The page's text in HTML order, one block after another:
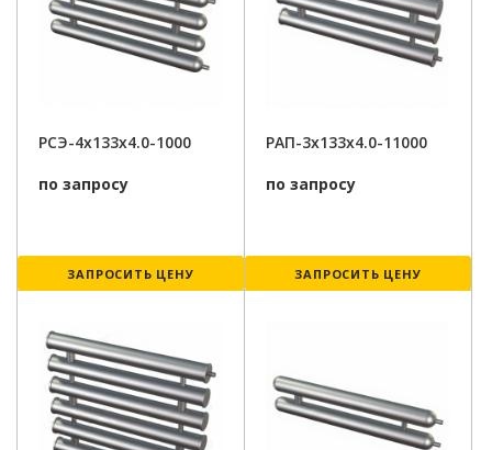
РСЭ-4x133x4.0-1000
по запросу
ЗАПРОСИТЬ ЦЕНУ
РАП-3x133x4.0-11000
по запросу
ЗАПРОСИТЬ ЦЕНУ